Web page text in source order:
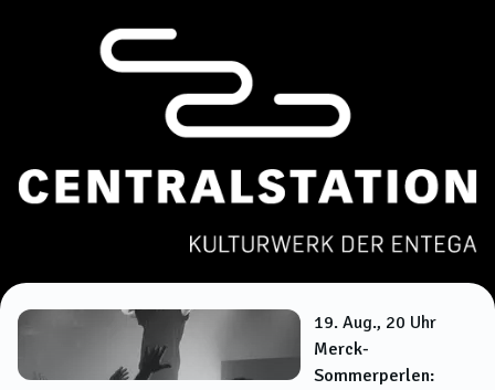
19. Aug., 20 Uhr
Merck-
Sommerperlen: